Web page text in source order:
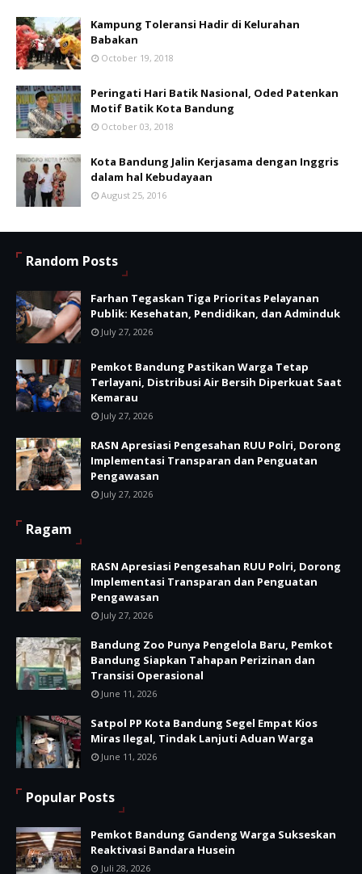
Kampung Toleransi Hadir di Kelurahan
Babakan
October 19, 2018
Peringati Hari Batik Nasional, Oded Patenkan
Motif Batik Kota Bandung
October 03, 2018
Kota Bandung Jalin Kerjasama dengan Inggris
dalam hal Kebudayaan
August 25, 2016
Random Posts
Farhan Tegaskan Tiga Prioritas Pelayanan
Publik: Kesehatan, Pendidikan, dan Adminduk
July 27, 2026
Pemkot Bandung Pastikan Warga Tetap
Terlayani, Distribusi Air Bersih Diperkuat Saat
Kemarau
July 27, 2026
RASN Apresiasi Pengesahan RUU Polri, Dorong
Implementasi Transparan dan Penguatan
Pengawasan
July 27, 2026
Ragam
RASN Apresiasi Pengesahan RUU Polri, Dorong
Implementasi Transparan dan Penguatan
Pengawasan
July 27, 2026
Bandung Zoo Punya Pengelola Baru, Pemkot
Bandung Siapkan Tahapan Perizinan dan
Transisi Operasional
June 11, 2026
Satpol PP Kota Bandung Segel Empat Kios
Miras Ilegal, Tindak Lanjuti Aduan Warga
June 11, 2026
Popular Posts
Pemkot Bandung Gandeng Warga Sukseskan
Reaktivasi Bandara Husein
Juli 28, 2026